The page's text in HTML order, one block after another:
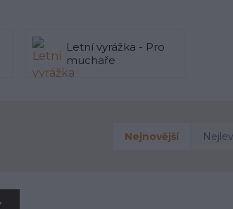
Letní vyrážka - Pro
muchaře
Nejnovější